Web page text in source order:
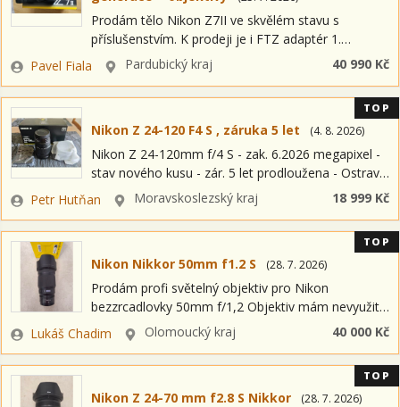
Prodám tělo Nikon Z7II ve skvělém stavu s
příslušenstvím. K prodeji je i FTZ adaptér 1.
generace a objektivy. 1) Nikon Z7 II + příslušenství
Stav: Jako nový.…
Zadavatel
Pavel Fiala LokalitaPardubický kraj 40 990 Kč
Nikon Z 24-120 F4 S , záruka 5 let (4. 8. 2026)
Nikon Z 24-120mm f/4 S - zak. 6.2026 megapixel -
stav nového kusu - zár. 5 let prodloužena - Ostrava
- Brno předám - neb českou poštou -…
Zadavatel
Petr Hutňan LokalitaMoravskoslezský kraj 18 999 Kč
TOP
Nikon Nikkor 50mm f1.2 S (28. 7. 2026)
Prodám profi světelný objektiv pro Nikon
bezzrcadlovky 50mm f/1,2 Objektiv mám nevyužitý
(používám převážně 35mm a 85mm f1,2)
Nafoceno maximálně 500fotek. Včetně krabice a
komplet příslušenství, stav jako…
Zadavatel
Lukáš Chadim Lokalita
Olomoucký kraj 40 000 Kč
TOP
Nikon Z 24-70 mm f2.8 S Nikkor (28. 7. 2026)
TOP